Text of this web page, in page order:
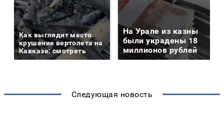
Как выглядит место
крушение вертолета на
Кавказе: смотреть
На Урале из казны
были украдены 18
миллионов рублей
Следующая новость